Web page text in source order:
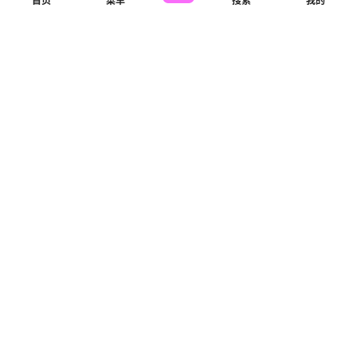
欢迎您，新朋友，感谢参与互动！